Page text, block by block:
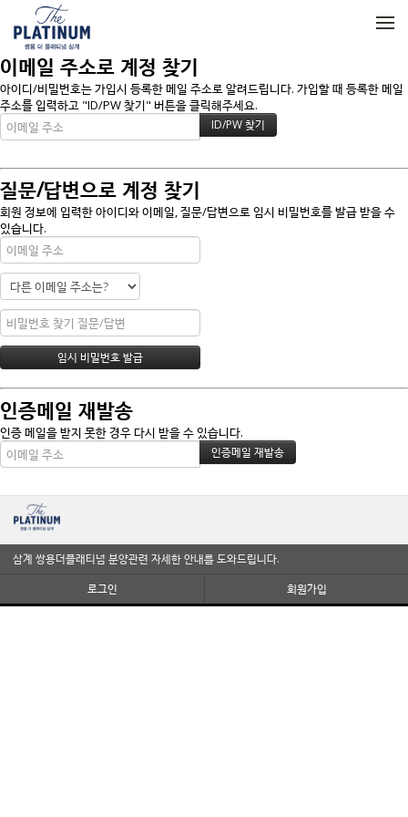
이메일 주소로 계정 찾기
아이디/비밀번호는 가입시 등록한 메일 주소로 알려드립니다. 가입할 때 등록한 메일
주소를 입력하고 "ID/PW 찾기" 버튼을 클릭해주세요.
질문/답변으로 계정 찾기
회원 정보에 입력한 아이디와 이메일, 질문/답변으로 임시 비밀번호를 발급 받을 수
있습니다.
인증메일 재발송
인증 메일을 받지 못한 경우 다시 받을 수 있습니다.
삼계 쌍용더플래티넘 분양관련 자세한 안내를 도와드립니다.
로그인
회원가입